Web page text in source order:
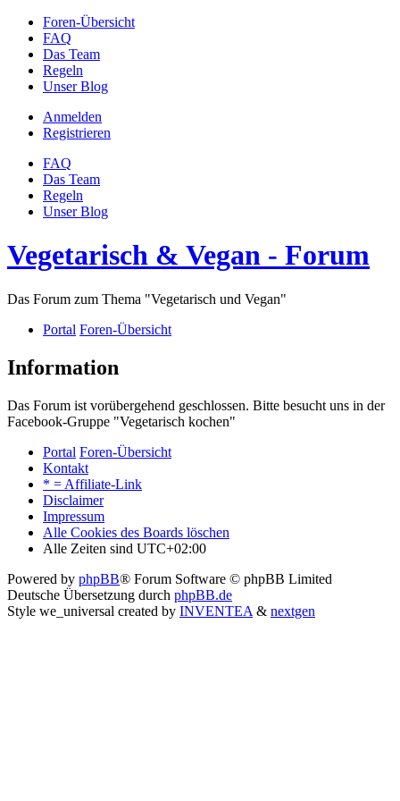
Foren-Übersicht
FAQ
Das Team
Regeln
Unser Blog
Anmelden
Registrieren
FAQ
Das Team
Regeln
Unser Blog
Vegetarisch & Vegan - Forum
Das Forum zum Thema "Vegetarisch und Vegan"
Portal Foren-Übersicht
Information
Das Forum ist vorübergehend geschlossen. Bitte besucht uns in der
Facebook-Gruppe "Vegetarisch kochen"
Portal Foren-Übersicht
Kontakt
* = Affiliate-Link
Disclaimer
Impressum
Alle Cookies des Boards löschen
Alle Zeiten sind UTC+02:00
Powered by phpBB® Forum Software © phpBB Limited
Deutsche Übersetzung durch phpBB.de
Style we_universal created by INVENTEA & nextgen